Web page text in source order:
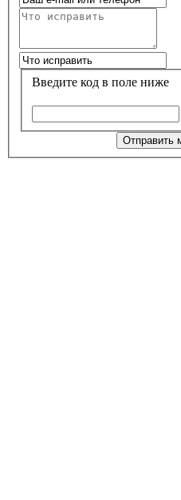
Введите код в поле ниже
Отправить